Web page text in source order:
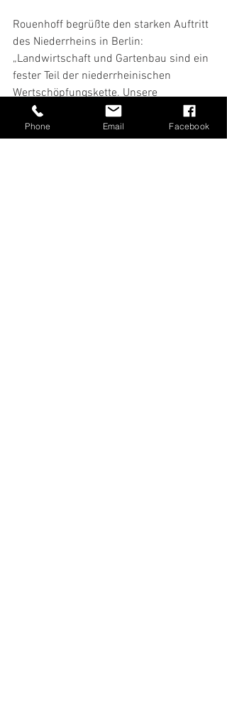
Rouenhoff begrüßte den starken Auftritt
des Niederrheins in Berlin:
„Landwirtschaft und Gartenbau sind ein
fester Teil der niederrheinischen
Wertschöpfungskette. Unsere
innovativen Unternehmen und
Netzwerkinitiativen sind ein Gewinn für
Phone Email Facebook